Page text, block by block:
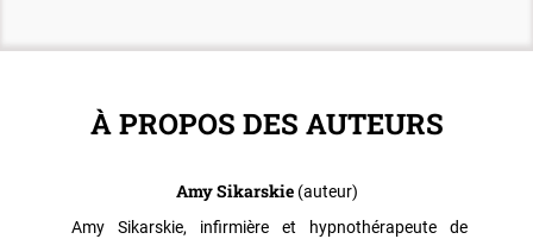
À PROPOS DES AUTEURS
Amy Sikarskie(auteur)
Amy Sikarskie, infirmière et hypnothérapeute de